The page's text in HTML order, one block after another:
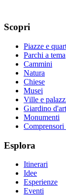
Scopri
Piazze e
Parchi a tema
Cammini
Natura
Chiese
Musei
Ville e
Giardino
Monumenti
Comprensori
Esplora
Itinerari
Idee
Esperienze
Eventi